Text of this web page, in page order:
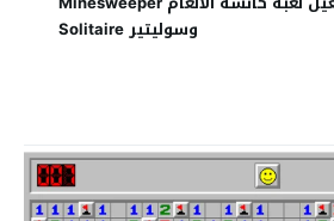
وسوليتير Solitaire